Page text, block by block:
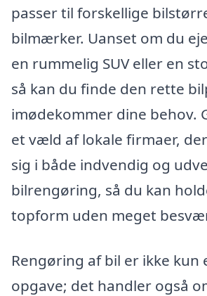
passer til forskellige
bilmærker. Uanset om du
en rummelig SUV eller en
så kan du finde den rette
imødekommer dine behov.
et væld af lokale firmaer,
sig i både indvendig og
bilrengøring, så du kan
topform uden meget
Rengøring af bil er ikke
opgave; det handler også